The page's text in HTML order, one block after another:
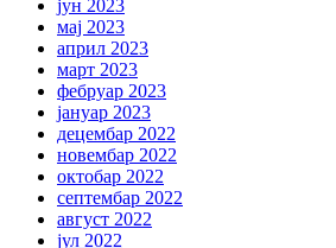
јун 2023
мај 2023
април 2023
март 2023
фебруар 2023
јануар 2023
децембар 2022
новембар 2022
октобар 2022
септембар 2022
август 2022
јул 2022